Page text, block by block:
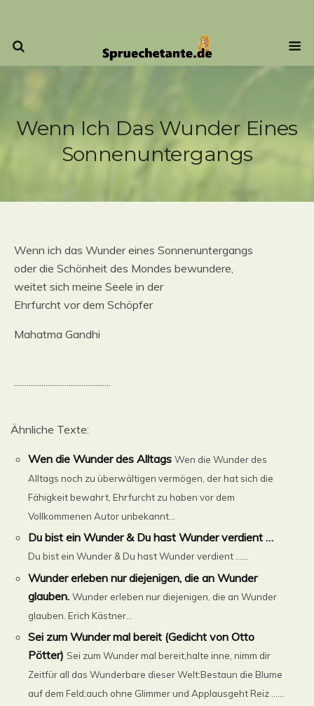
Wenn Ich Das Wunder Eines
Sonnenuntergangs
Wenn ich das Wunder eines Sonnenuntergangs
oder die Schönheit des Mondes bewundere,
weitet sich meine Seele in der
Ehrfurcht vor dem Schöpfer
Mahatma Gandhi
..............................................
Ähnliche Texte:
Wen die Wunder des Alltags Wen die Wunder des
Alltags noch zu überwältigen vermögen, der hat sich die
Fähigkeit bewahrt, Ehrfurcht zu haben vor dem
Vollkommenen Autor unbekannt...
Du bist ein Wunder & Du hast Wunder verdient …
Du bist ein Wunder & Du hast Wunder verdient …...
Wunder erleben nur diejenigen, die an Wunder
glauben. Wunder erleben nur diejenigen, die an Wunder
glauben. Erich Kästner...
Sei zum Wunder mal bereit (Gedicht von Otto
Pötter) Sei zum Wunder mal bereit,halte inne, nimm dir
Zeitfür all das Wunderbare dieser Welt:Bestaun die Blume
auf dem Feld;auch ohne Glimmer und Applausgeht Reiz ......